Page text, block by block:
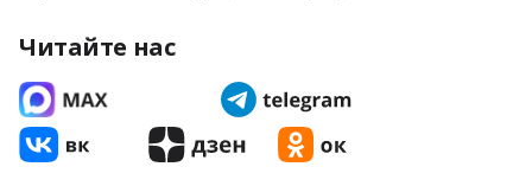
Читайте нас